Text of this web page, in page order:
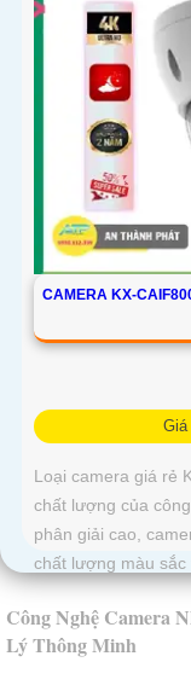
CAMERA KX-
Giá
Loại camera giá rẻ
chất lượng của
phân giải cao,
chất lượng màu sắc
Công Nghệ Camera
Lý Thông Minh